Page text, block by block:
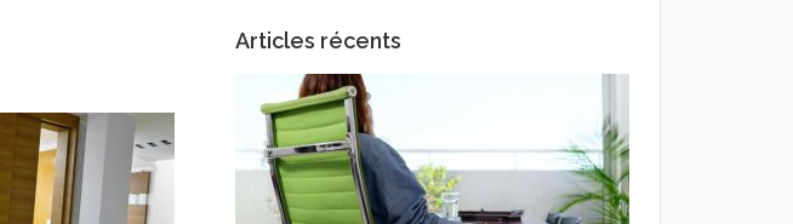
Articles récents